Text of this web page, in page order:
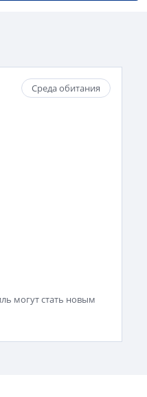
Среда обитания
могут стать новым